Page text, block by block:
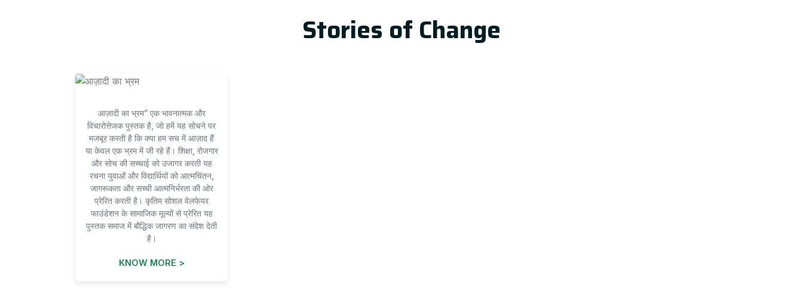
Stories of Change
आज़ादी का भ्रम” एक भावनात्मक और
विचारोत्तेजक पुस्तक है, जो हमें यह सोचने पर
मजबूर करती है कि क्या हम सच में आज़ाद हैं
या केवल एक भ्रम में जी रहे हैं। शिक्षा, रोजगार
और सोच की सच्चाई को उजागर करती यह
रचना युवाओं और विद्यार्थियों को आत्मचिंतन,
जागरूकता और सच्ची आत्मनिर्भरता की ओर
प्रेरित करती है। कृतिम सोशल वेलफेयर
फाउंडेशन के सामाजिक मूल्यों से प्रेरित यह
पुस्तक समाज में बौद्धिक जागरण का संदेश देती
है।
KNOW MORE >